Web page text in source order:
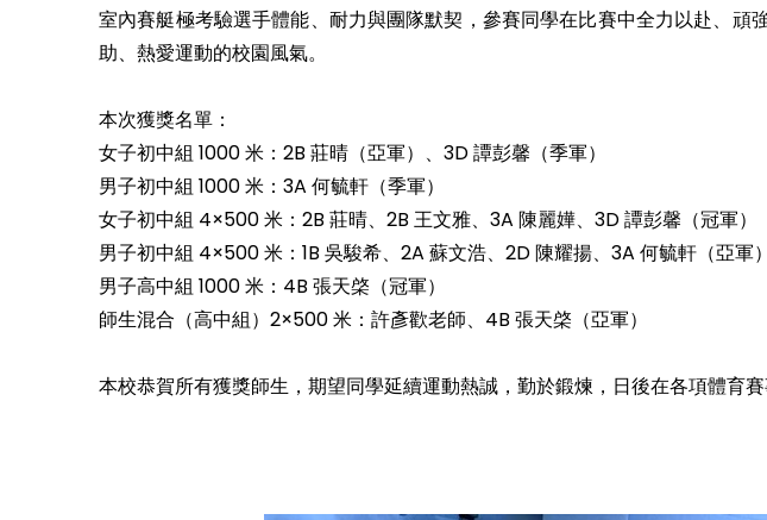
室內賽艇極考驗選手體能、耐力與團隊默契，參賽同學在比賽中全力以赴、
助、熱愛運動的校園風氣。
本次獲獎名單：
女子初中組 1000 米：2B 莊晴（亞軍）、3D 譚彭馨（季軍）
男子初中組 1000 米：3A 何毓軒（季軍）
女子初中組 4×500 米：2B 莊晴、2B 王文雅、3A 陳麗嬅、3D 譚彭馨（冠軍）
男子初中組 4×500 米：1B 吳駿希、2A 蘇文浩、2D 陳耀揚、3A 何毓軒（亞軍）
男子高中組 1000 米：4B 張天棨（冠軍）
師生混合（高中組）2×500 米：許彥歡老師、4B 張天棨（亞軍）
本校恭賀所有獲獎師生，期望同學延續運動熱誠，勤於鍛煉，日後在各項體育賽